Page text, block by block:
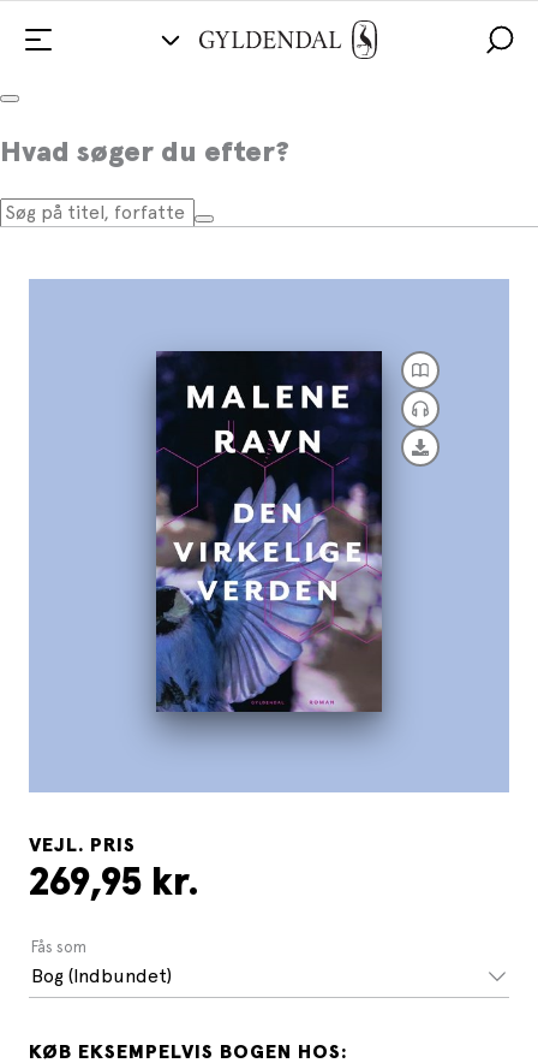
Hvad søger du efter?
Den virkelige verden
VEJL. PRIS
269,95 kr.
Fås som
Bog (Indbundet)
KØB EKSEMPELVIS BOGEN HOS: